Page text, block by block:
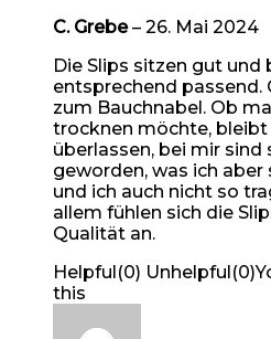
C. Grebe– 26. Mai 2024
Die Slips sitzen gut und
entsprechend passend.
zum Bauchnabel. Ob
trocknen möchte,
überlassen, bei mir sind
geworden, was ich
und ich auch nicht so
allem fühlen sich die
Qualität an.
Helpful(0) Unhelpful(0)
this